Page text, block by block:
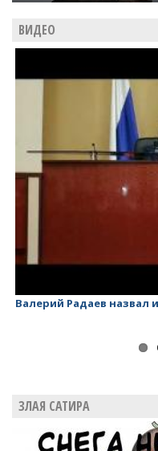
ВИДЕО
Валерий Радаев назвал
ЗЛАЯ САТИРА